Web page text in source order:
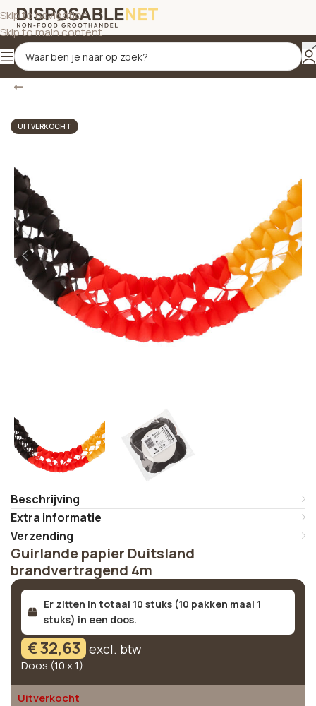
Skip to navigation
Skip to main content
Terug Home/Papieren slingers
UITVERKOCHT
Beschrijving
Extra informatie
Verzending
Guirlande papier Duitsland
brandvertragend 4m
Er zitten in totaal 10 stuks (10 pakken maal 1
stuks) in een doos.
€32,63 excl. btw
Doos (10 x 1)
Uitverkocht